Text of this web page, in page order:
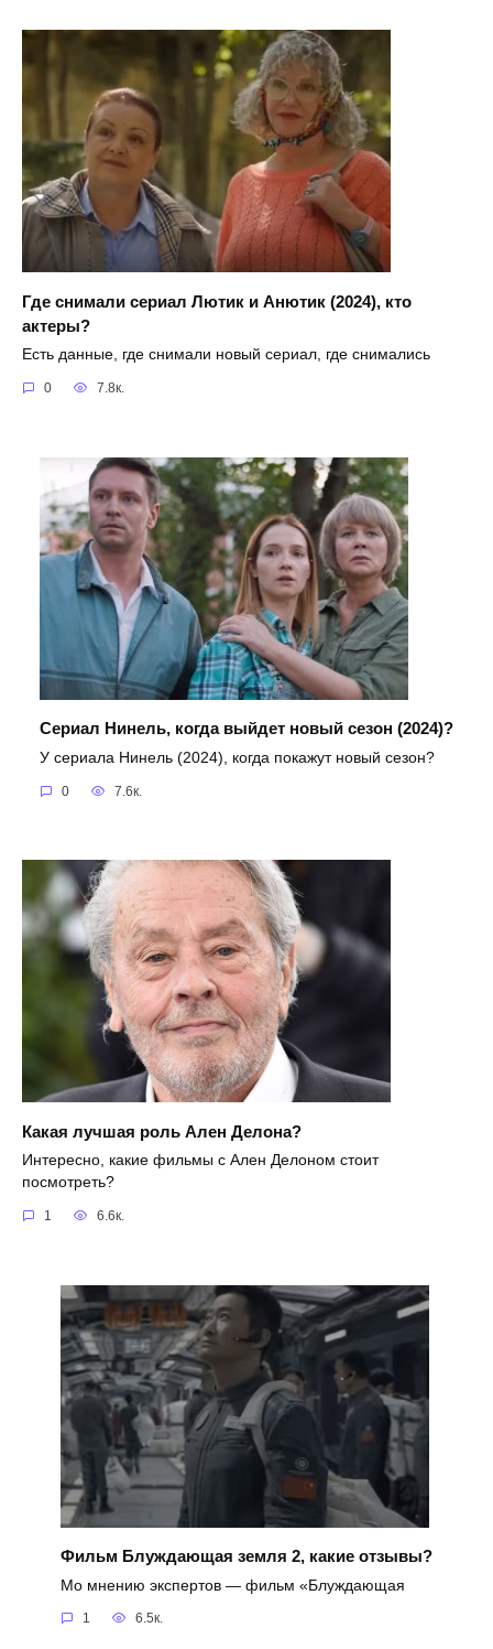
Где снимали сериал Лютик и Анютик (2024), кто
актеры?
Есть данные, где снимали новый сериал, где снимались
0 7.8к.
Сериал Нинель, когда выйдет новый сезон (2024)?
У сериала Нинель (2024), когда покажут новый сезон?
0 7.6к.
Какая лучшая роль Ален Делона?
Интересно, какие фильмы с Ален Делоном стоит
посмотреть?
1 6.6к.
Фильм Блуждающая земля 2, какие отзывы?
Мо мнению экспертов — фильм «Блуждающая
1 6.5к.